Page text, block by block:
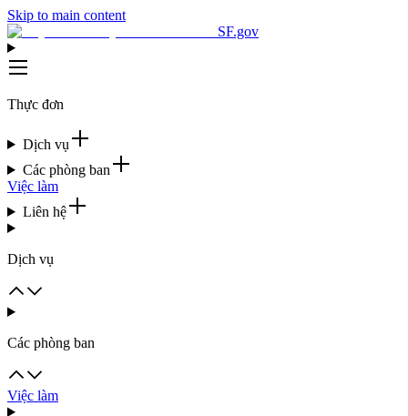
Skip to main content
SF.gov
Thực đơn
Dịch vụ
Các phòng ban
Việc làm
Liên hệ
Dịch vụ
Các phòng ban
Việc làm